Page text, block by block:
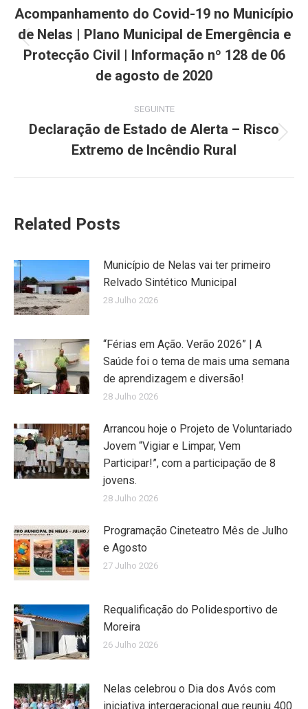
navigation
Previous
post:
Acompanhamento do Covid-19 no Município
de Nelas | Plano Municipal de Emergência e
Protecção Civil | Informação nº 128 de 06
de agosto de 2020
SEGUINTE
post:
Declaração de Estado de Alerta – Risco
Extremo de Incêndio Rural
Related Posts
Município de Nelas vai ter primeiro
Relvado Sintético Municipal
28 Julho 2026
“Férias em Ação. Verão 2026” | A
Saúde foi o tema de mais uma semana
de aprendizagem e diversão!
28 Julho 2026
Arrancou hoje o Projeto de Voluntariado
Jovem “Vigiar e Limpar, Vem
Participar!”, com a participação de 8
jovens.
28 Julho 2026
Programação Cineteatro Mês de Julho
e Agosto
27 Julho 2026
Requalificação do Polidesportivo de
Moreira
26 Julho 2026
Nelas celebrou o Dia dos Avós com
iniciativa intergeracional que reuniu 400